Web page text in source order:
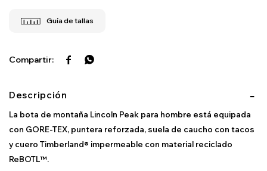
 
Descripción
La bota de montaña Lincoln Peak para hombre está equipada
con GORE-TEX, puntera reforzada, suela de caucho con tacos
y cuero Timberland® impermeable con material reciclado
ReBOTL™.